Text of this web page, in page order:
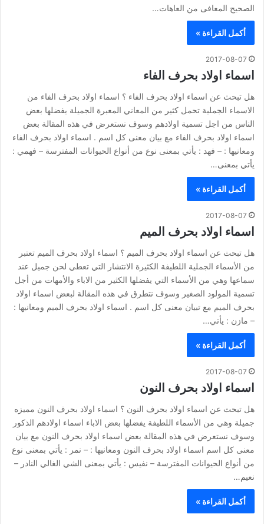
الصحيح المعافى من العاهات…
أكمل القراءة »
2017-08-07
اسماء اولاد بحرف الفاء
هل تبحث عن اسماء اولاد بحرف الفاء ؟ اسماء اولاد بحرف الفاء من
الاسماء الجملية تحمل كثير من المعاني المعبرة الجميلة يفضلها بعض
الناس من اجل تسمية اولادهم وسوف نستعرض في هذه المقالة بعض
اسماء اولاد بحرف الفاء مع بيان معنى كل اسم . اسماء اولاد بحرف الفاء
ومعانيها : – فهد : يأتي بمعنى نوع من أنواع الحيوانات المفترسة – فهمي :
يأتي بمعنى…
أكمل القراءة »
2017-08-07
اسماء اولاد بحرف الميم
هل تبحث عن اسماء اولاد بحرف الميم ؟ اسماء اولاد بحرف الميم تعتبر
من الأسماء الجملية اللطيفة الكثيرة الانتشار التي تعطي لحن جميل عند
سماعها وهي من الأسماء التي يفضلها الكثير من الاباء والأمهات من أجل
تسمية المولود الصغير وسوف نتطرق في هذه المقالة لبعض اسماء اولاد
بحرف الميم مع تبيان معنى كل اسم . اسماء اولاد بحرف الميم ومعانيها :
– مازن : يأتي…
أكمل القراءة »
2017-08-07
اسماء اولاد بحرف النون
هل تبحث عن اسماء اولاد بحرف النون ؟ اسماء اولاد بحرف النون مميزه
جميلة وهي من الأسماء اللطيفة يفضلها بعض الاباء اسماء اولادهم الذكور
وسوف نستعرض في هذه المقالة بعض اسماء اولاد بحرف النون مع بيان
معنى كل اسم اسماء اولاد بحرف النون ومعانيها : – نمر : يأتي بمعنى نوع
من أنواع الحيوانات المفترسة – نفيس : يأتي بمعنى الشي الغالي النادر –
نعيم…
أكمل القراءة »